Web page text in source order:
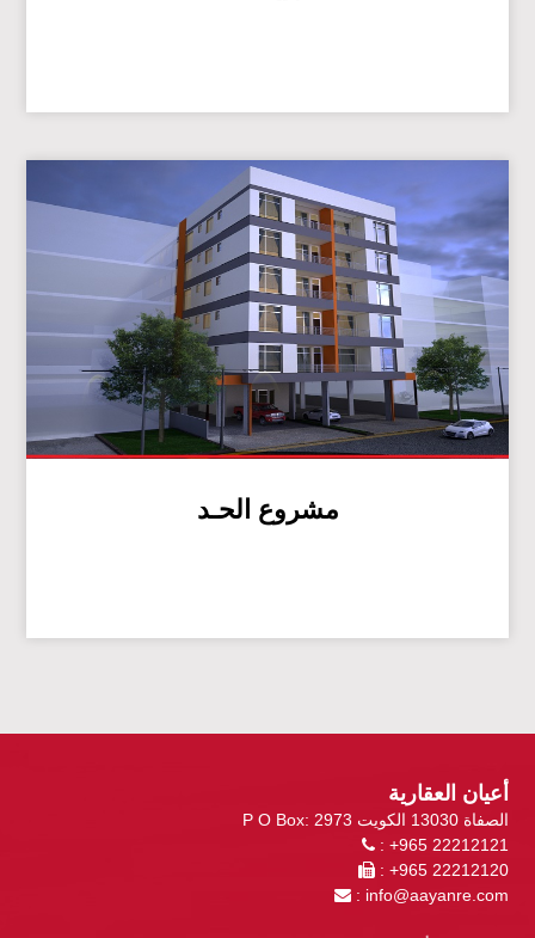
مشروع الحـد
أعيان العقارية
P O Box: 2973 الصفاة 13030 الكويت
: +965 22212121
: +965 22212120
: info@aayanre.com